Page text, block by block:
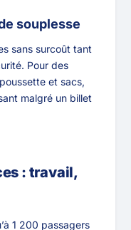
souplesse
sans surcoût tant
Pour des
et sacs,
malgré un billet
: travail,
1 200 passagers